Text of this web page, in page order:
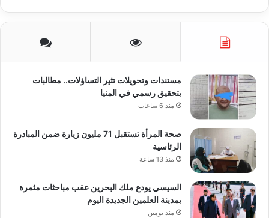
مستندات وتحويلات تثير التساؤلات.. مطالبات
بتحقيق رسمي في المنيا
منذ 6 ساعات
صحة المرأة تستقبل 71 مليون زيارة ضمن المبادرة
الرئاسية
منذ 13 ساعة
السيسي يودع ملك البحرين عقب مباحثات مثمرة
بمدينة العلمين الجديدة اليوم
منذ يومين